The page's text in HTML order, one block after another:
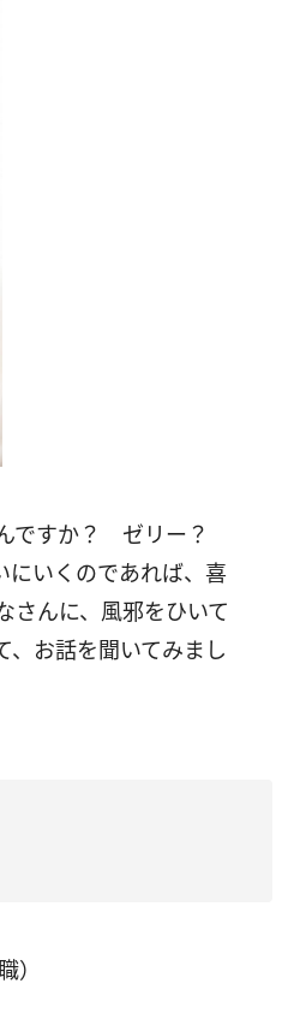
んですか？ ゼリー？
いくのであれば、喜
んに、風邪をひいて
、お話を聞いてみまし
）